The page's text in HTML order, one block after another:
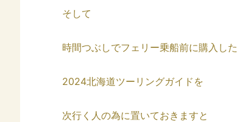
そして
時間つぶしでフェリー乗船前に購入した
2024北海道ツーリングガイドを
次行く人の為に置いておきますと